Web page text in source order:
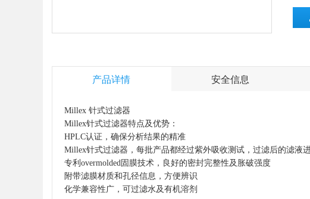
产品详情 安全信息
Millex 针式过滤器
Millex针式过滤器特点及优势：
HPLC认证，确保分析结果的精准
Millex针式过滤器，每批产品都经过紫外吸收测试，过滤后的滤液
专利overmolded固膜技术，良好的密封完整性及胀破强度
附带滤膜材质和孔径信息，方便辨识
化学兼容性广，可过滤水及有机溶剂